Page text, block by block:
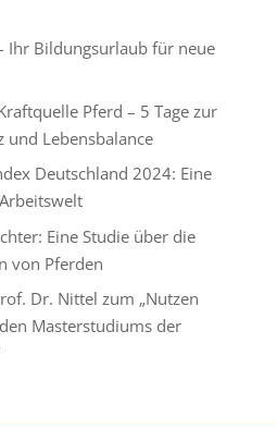
Ihr Bildungsurlaub für neue
Pferd – 5 Tage zur
und Lebensbalance
Deutschland 2024: Eine
Eine Studie über die
von Pferden
Dr. Nittel zum „Nutzen
Masterstudiums der